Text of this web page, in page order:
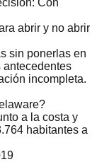
: Con
abrir y no abrir
sin ponerlas en
antecedentes
incompleta.
a la costa y
habitantes a